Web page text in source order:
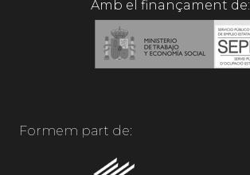
Amb el finançament de:
Formem part de: